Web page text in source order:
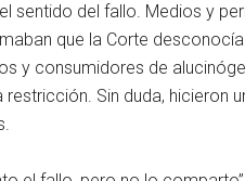
sentido del fallo. Medios y
que la Corte
y consumidores de
Sin duda, hicieron